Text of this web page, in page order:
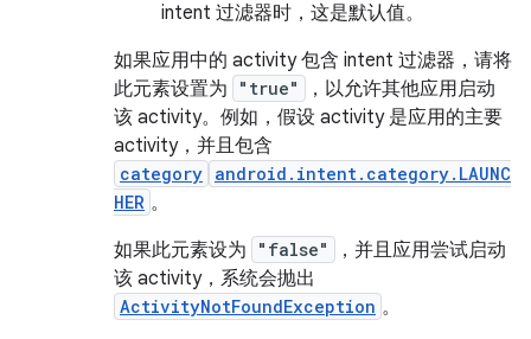
intent 过滤器时，这是默认值。
如果应用中的 activity 包含 intent 过滤器，请将
此元素设置为
"true"
，以允许其他应用启动
该 activity。例如，假设 activity 是应用的主要
activity，并且包含
category android.intent.category.LAUNC
HER 。
如果此元素设为
"false"
，并且应用尝试启动
该 activity，系统会抛出
ActivityNotFoundException 。